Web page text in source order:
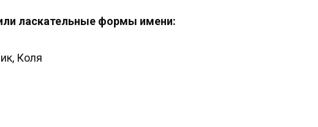
ласкательные формы имени:
Коля